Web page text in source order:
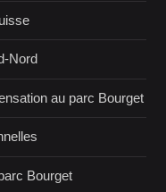
Nord
au parc Bourget
Bourget